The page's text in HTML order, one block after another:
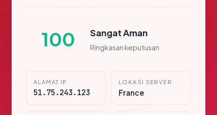
100 Sangat Aman
Ringkasan keputusan
ALAMAT IP
51.75.243.123
LOKASI SERVER
France